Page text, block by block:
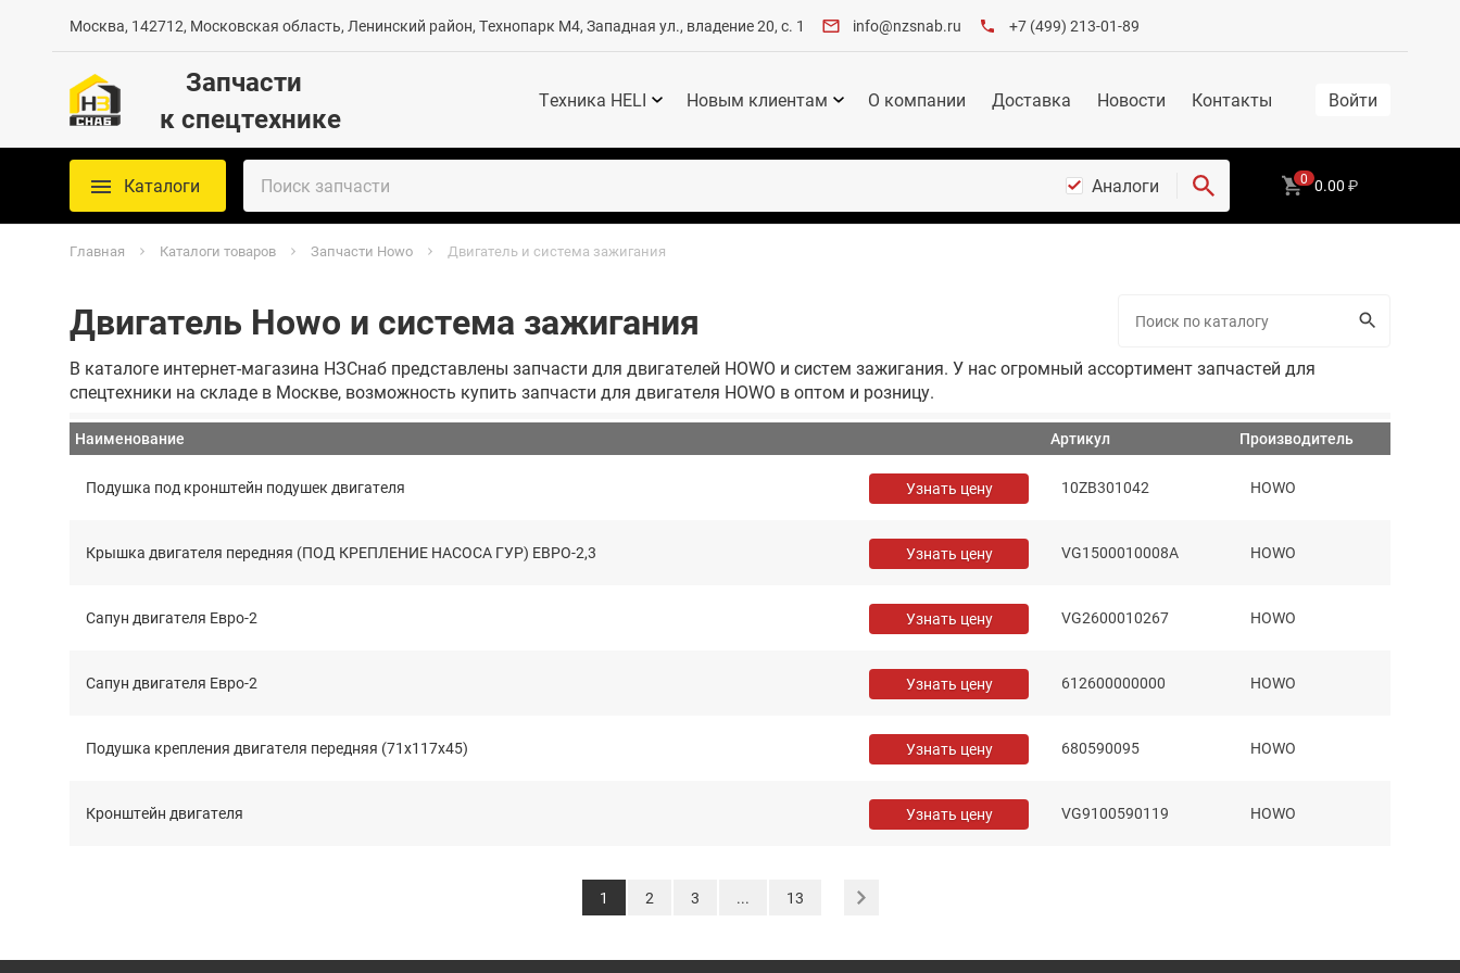
Москва, 142712, Московская область, Ленинский район, Технопарк М4, Западная ул., владение 20, с. 1 info@nzsnab.ru +7 (499) 213-01-89
Запчасти
к спецтехнике
Техника HELI Новым клиентам О компании Доставка Новости Контакты Войти
Каталоги Аналоги 0 0.00 ₽
Главная Каталоги товаров Запчасти Howo Двигатель и система зажигания
Двигатель Howo и система зажигания
В каталоге интернет-магазина НЗСнаб представлены запчасти для двигателей HOWO и систем зажигания. У нас огромный ассортимент запчастей для
спецтехники на складе в Москве, возможность купить запчасти для двигателя HOWO в оптом и розницу.
Наименование Артикул Производитель
Подушка под кронштейн подушек двигателя Узнать цену 10ZB301042 HOWO
Крышка двигателя передняя (ПОД КРЕПЛЕНИЕ НАСОСА ГУР) ЕВРО-2,3 Узнать цену VG1500010008A HOWO
Сапун двигателя Евро-2 Узнать цену VG2600010267 HOWO
Сапун двигателя Евро-2 Узнать цену 612600000000 HOWO
Подушка крепления двигателя передняя (71x117x45) Узнать цену 680590095 HOWO
Кронштейн двигателя Узнать цену VG9100590119 HOWO
Блок управления двигателем (электрооборудованием) CBCU (Евро 3, 2011г.в.)
1 2 3 ... 13